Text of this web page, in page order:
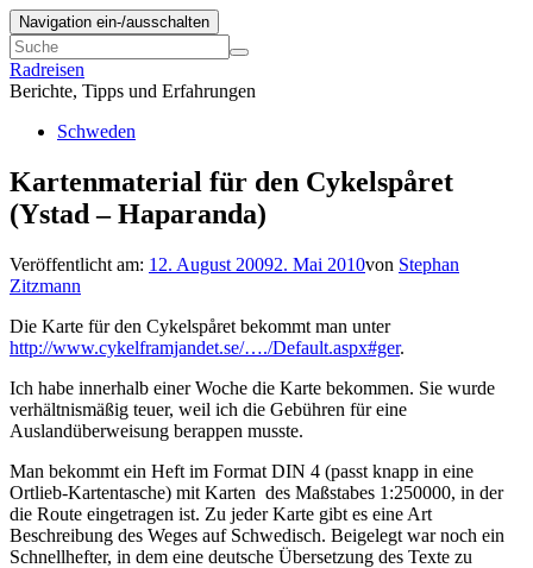
Navigation ein-/ausschalten
Radreisen
Berichte, Tipps und Erfahrungen
Schweden
Kartenmaterial für den Cykelspåret
(Ystad – Haparanda)
Veröffentlicht am: 12. August 20092. Mai 2010von Stephan
Zitzmann
Die Karte für den Cykelspåret bekommt man unter
http://www.cykelframjandet.se/…./Default.aspx#ger.
Ich habe innerhalb einer Woche die Karte bekommen. Sie wurde
verhältnismäßig teuer, weil ich die Gebühren für eine
Auslandüberweisung berappen musste.
Man bekommt ein Heft im Format DIN 4 (passt knapp in eine
Ortlieb-Kartentasche) mit Karten des Maßstabes 1:250000, in der
die Route eingetragen ist. Zu jeder Karte gibt es eine Art
Beschreibung des Weges auf Schwedisch. Beigelegt war noch ein
Schnellhefter, in dem eine deutsche Übersetzung des Texte zu